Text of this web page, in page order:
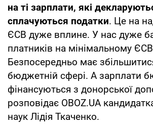
на ті зарплати, які
сплачуються податки. Це на
ЄСВ дуже вплине. У нас дуже
платників на мінімальному
Безпосередньо має
бюджетній сфері. А зарплати
фінансуються з донорської
розповідає OBOZ.UA
наук Лідія Ткаченко.